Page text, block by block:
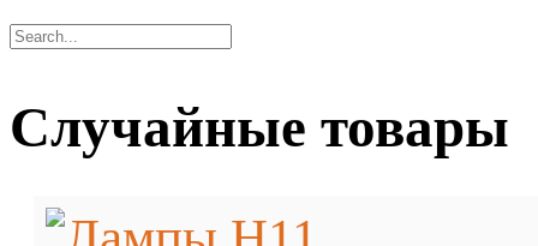
Случайные товары